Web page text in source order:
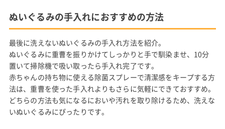
ぬいぐるみの手入れにおすすめの方法
最後に洗えないぬいぐるみの手入れ方法を紹介。
ぬいぐるみに重曹を振りかけてしっかりと手で馴染ませ、10分
置いて掃除機で吸い取ったら手入れ完了です。
赤ちゃんの持ち物に使える除菌スプレーで清潔感をキープする方
法は、重曹を使った手入れよりもさらに気軽にできておすすめ。
どちらの方法も気になるにおいや汚れを取り除けるため、洗えな
いぬいぐるみにぴったりです。